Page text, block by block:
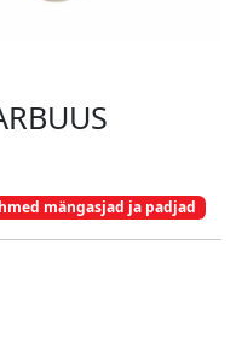
mängasjad ja padjad